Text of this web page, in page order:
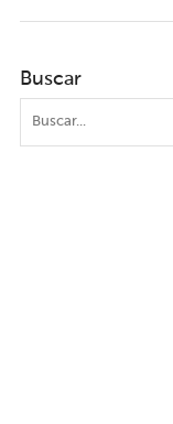
Buscar